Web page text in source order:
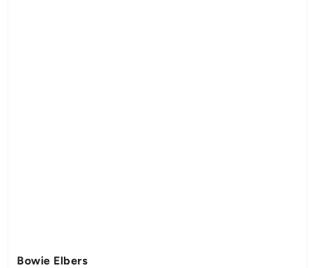
Bowie Elbers